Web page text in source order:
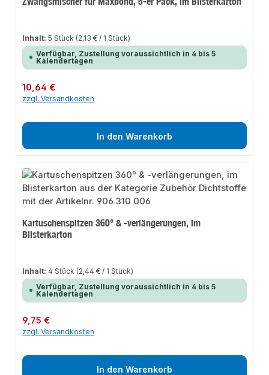
Inhalt:5 Stück (2,13 € / 1 Stück)
Verfügbar, Zustellung voraussichtlich in 4 bis 5
Kalendertagen
Regulärer Preis:
10,64 €
zzgl. Versandkosten
In den Warenkorb
Kartuschenspitzen 360° & -verlängerungen, im
Blisterkarton
Inhalt: 4 Stück (2,44 € / 1 Stück)
Verfügbar, Zustellung voraussichtlich in 4 bis 5
Kalendertagen
Regulärer Preis:
9,75 €
zzgl. Versandkosten
In den Warenkorb